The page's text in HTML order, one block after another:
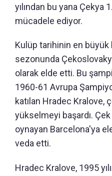
yılından bu yana Çekya
mücadele ediyor.
Kulüp tarihinin en büyük
sezonunda
olarak elde etti. Bu
1960-61 Avrupa
katılan Hradec Kralove,
yükselmeyi başardı.
oynayan Barcelona'ya
veda etti.
Hradec Kralove, 1995